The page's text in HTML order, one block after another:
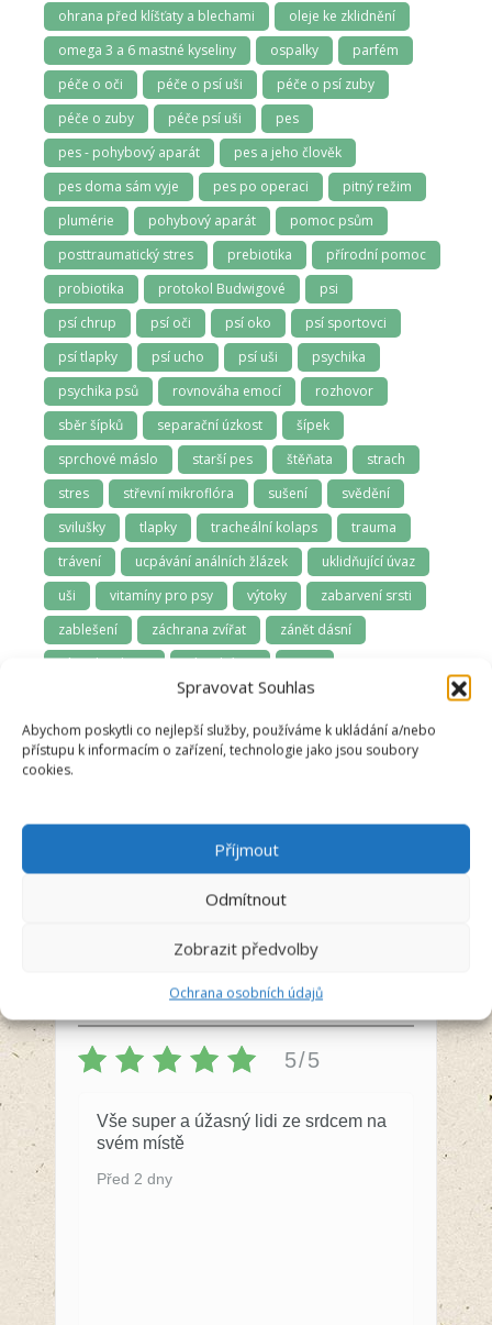
Spravovat Souhlas
Abychom poskytli co nejlepší služby, používáme k ukládání a/nebo
přístupu k informacím o zařízení, technologie jako jsou soubory
cookies.
Příjmout
Odmítnout
Zobrazit předvolby
Ochrana osobních údajů
ohrana před klíšťaty a blechami
oleje ke zklidnění
omega 3 a 6 mastné kyseliny
ospalky
parfém
péče o oči
péče o psí uši
péče o psí zuby
péče o zuby
péče psí uši
pes
pes - pohybový aparát
pes a jeho člověk
pes doma sám vyje
pes po operaci
pitný režim
plumérie
pohybový aparát
pomoc psům
posttraumatický stres
prebiotika
přírodní pomoc
probiotika
protokol Budwigové
psi
psí chrup
psí oči psí oko
psí sportovci
psí tlapky
psí ucho psí uši
psychika
psychika psů
rovnováha emocí
rozhovor
sběr šípků
separační úzkost
šípek
sprchové máslo
starší pes štěňata
strach
stres
střevní mikroflóra sušení
svědění
svilušky
tlapky tracheální kolaps
trauma
trávení
ucpávání análních žlázek
uklidňující úvaz
uši
vitamíny pro psy výtoky
zabarvení srsti
zablešení
záchrana zvířat
zánět dásní
zápach z tlamy
závodní psi
zima
zubní kámen
zuby a dásně
zúžená průdušnice zvládání samoty
Recenzent
5/5
Vše super a úžasný lidi ze srdcem na
svém místě
Před 2 dny